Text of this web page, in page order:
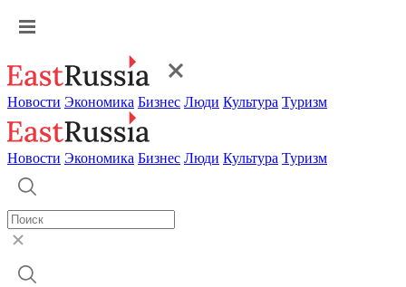
Новости Экономика Бизнес Люди Культура Туризм
Новости Экономика Бизнес Люди Культура Туризм